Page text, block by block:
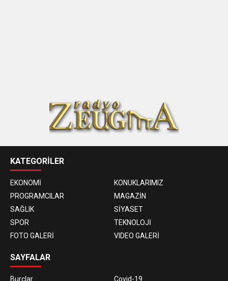
KATEGORİLER
EKONOMİ
KONUKLARIMIZ
PROGRAMCILAR
MAGAZİN
SAĞLIK
SİYASET
SPOR
TEKNOLOJİ
FOTO GALERİ
VIDEO GALERİ
SAYFALAR
Burçlar Covid-19